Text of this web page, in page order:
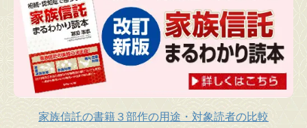
家族信託の書籍３部作の用途・対象読者の比較